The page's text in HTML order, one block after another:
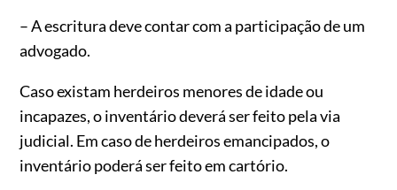
– A escritura deve contar com a participação de um
advogado.
Caso existam herdeiros menores de idade ou
incapazes, o inventário deverá ser feito pela via
judicial. Em caso de herdeiros emancipados, o
inventário poderá ser feito em cartório.